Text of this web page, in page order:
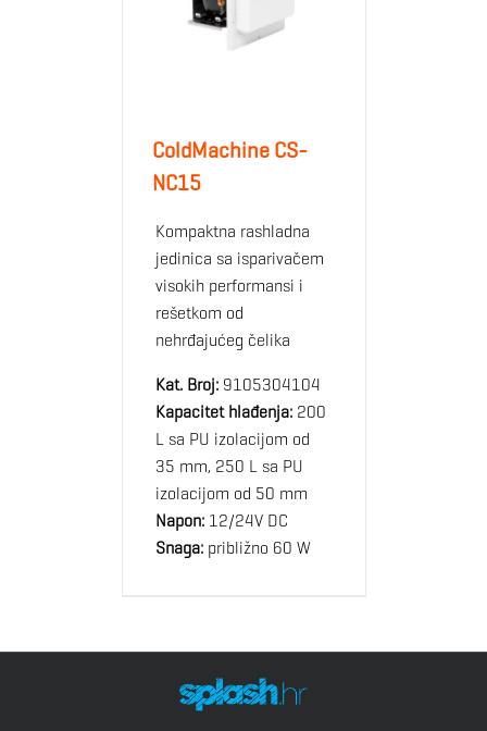
ColdMachine CS-
NC15
Kompaktna rashladna
jedinica sa isparivačem
visokih performansi i
rešetkom od
nehrđajućeg čelika
Kat. Broj:9105304104
Kapacitet hlađenja:200
L sa PU izolacijom od
35 mm, 250 L sa PU
izolacijom od 50 mm
Napon:12/24V DC
Snaga:približno 60 W